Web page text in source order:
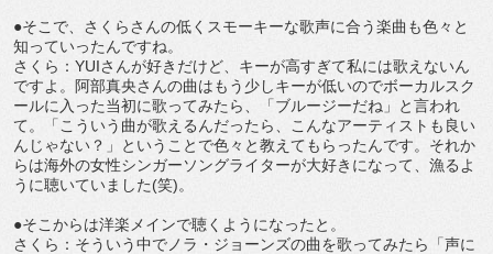
●そこで、さくらさんの低くスモーキーな歌声に合う楽曲も色々と
知っていったんですね。
さくら：YUIさんが好きだけど、キーが高すぎて私には歌えないん
ですよ。阿部真央さんの曲はもう少しキーが低いのでボーカルスク
ールに入った当初に歌ってみたら、「ブルージーだね」と言われ
て。「こういう曲が歌えるんだったら、こんなアーティストも良い
んじゃない？」ということで色々と教えてもらったんです。それか
らは海外の女性シンガーソングライターが大好きになって、漁るよ
うに聴いていました(笑)。
●そこからは洋楽メインで聴くようになったと。
さくら：そういう中でノラ・ジョーンズの曲を歌ってみたら「声に